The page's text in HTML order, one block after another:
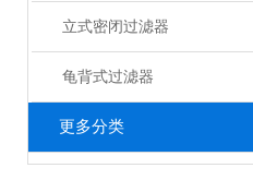
立式密闭过滤器
龟背式过滤器
更多分类